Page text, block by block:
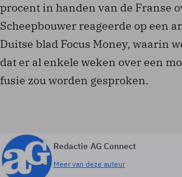
procent in handen van de Franse
Scheepbouwer reageerde op een
Duitse blad Focus Money, waarin
dat er al enkele weken over een
fusie zou worden gesproken.
Redactie AG Connect
Meer van deze auteur